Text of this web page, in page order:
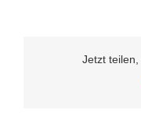
Jetzt